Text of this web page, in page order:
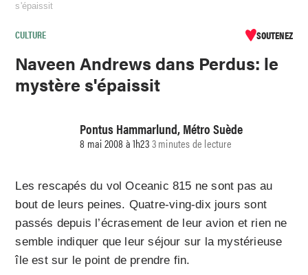
s'épaissit
CULTURE SOUTENEZ
Naveen Andrews dans Perdus: le
mystère s'épaissit
Pontus Hammarlund, Métro Suède
8 mai 2008 à 1h233 minutes de lecture
Les rescapés du vol Oceanic 815 ne sont pas au
bout de leurs peines. Quatre-ving-dix jours sont
passés depuis l’écrasement de leur avion et rien ne
semble indiquer que leur séjour sur la mystérieuse
île est sur le point de prendre fin.